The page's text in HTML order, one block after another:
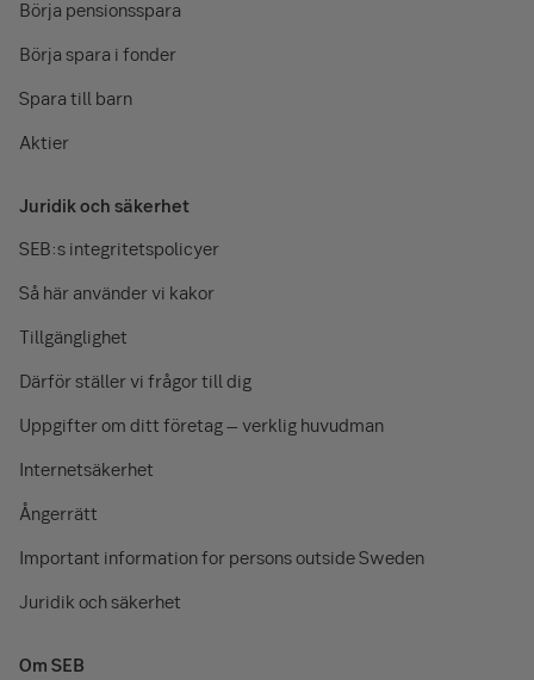
Börja pensionsspara
Börja spara i fonder
Spara till barn
Aktier
Juridik och säkerhet
SEB:s integritetspolicyer
Så här använder vi kakor
Tillgänglighet
Därför ställer vi frågor till dig
Uppgifter om ditt företag – verklig huvudman
Internetsäkerhet
Ångerrätt
Important information for persons outside Sweden
Juridik och säkerhet
Om SEB